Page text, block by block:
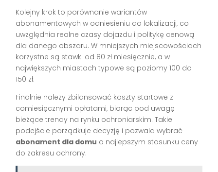
Kolejny krok to porównanie wariantów
abonamentowych w odniesieniu do lokalizacji, co
uwzględnia realne czasy dojazdu i politykę cenową
dla danego obszaru. W mniejszych miejscowościach
korzystne są stawki od 80 zł miesięcznie, a w
największych miastach typowe są poziomy 100 do
150 zł.
Finalnie należy zbilansować koszty startowe z
comiesięcznymi opłatami, biorąc pod uwagę
bieżące trendy na rynku ochroniarskim. Takie
podejście porządkuje decyzję i pozwala wybrać
abonament dla domu o najlepszym stosunku ceny
do zakresu ochrony.